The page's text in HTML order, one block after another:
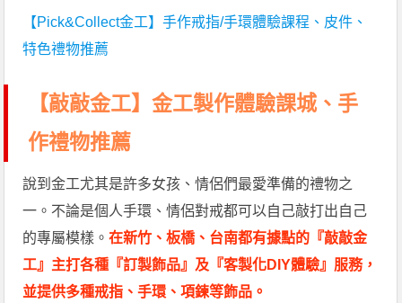
【Pick&Collect金工】手作戒指/手環體驗課程、皮件、
特色禮物推薦
【敲敲金工】金工製作體驗課城、手
作禮物推薦
說到金工尤其是許多女孩、情侶們最愛準備的禮物之
一。不論是個人手環、情侶對戒都可以自己敲打出自己
的專屬模樣。在新竹、板橋、台南都有據點的『敲敲金
工』主打各種『訂製飾品』及『客製化DIY體驗』服務，
並提供多種戒指、手環、項鍊等飾品。